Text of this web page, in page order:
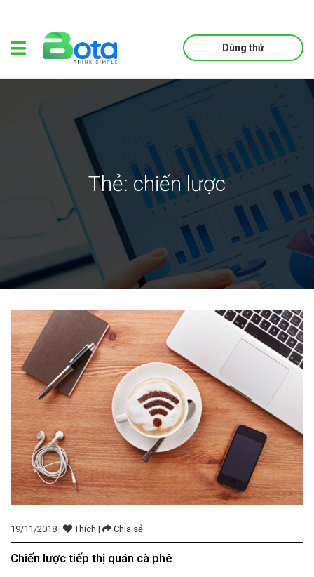
Dùng thử
Thẻ: chiến lược
19/11/2018 | Thích | Chia sẻ
Chiến lược tiếp thị quán cà phê